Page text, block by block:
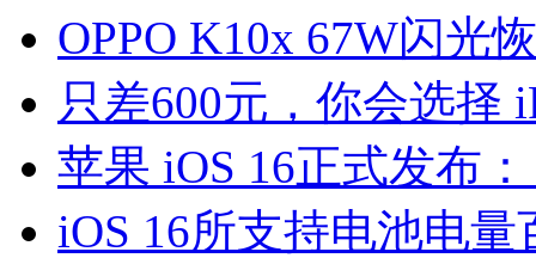
OPPO K10x 67W闪光
只差600元，你会选择
苹果 iOS 16正式发布：
iOS 16所支持电池电